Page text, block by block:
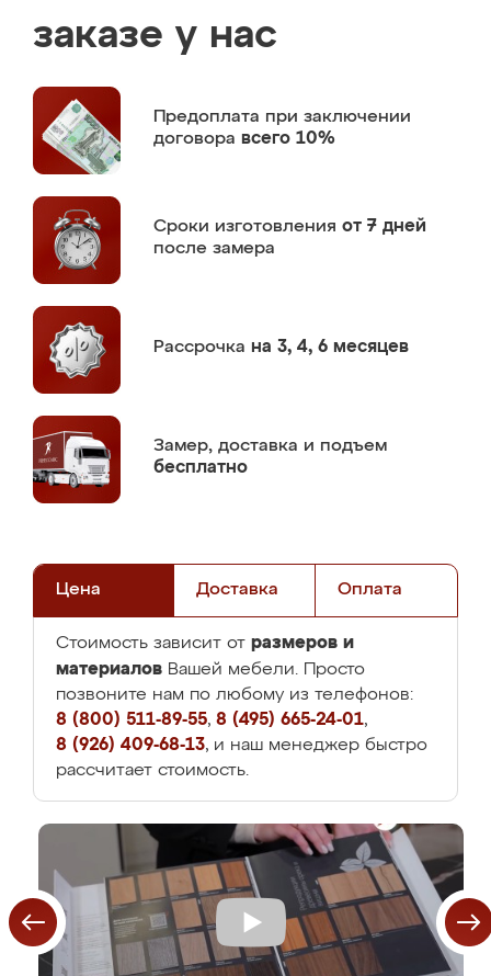
заказе у нас
Предоплата при заключении
договора всего 10%
Сроки изготовления от 7 дней
после замера
Рассрочка на 3, 4, 6 месяцев
Замер, доставка и подъем
бесплатно
Цена Доставка Оплата
Стоимость зависит от размеров и
материалов Вашей мебели. Просто
позвоните нам по любому из телефонов:
8 (800) 511-89-55, 8 (495) 665-24-01,
8 (926) 409-68-13, и наш менеджер быстро
рассчитает стоимость.